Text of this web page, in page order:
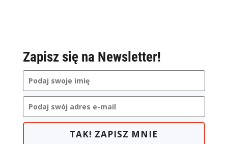
Zapisz się na Newsletter!
TAK! ZAPISZ MNIE